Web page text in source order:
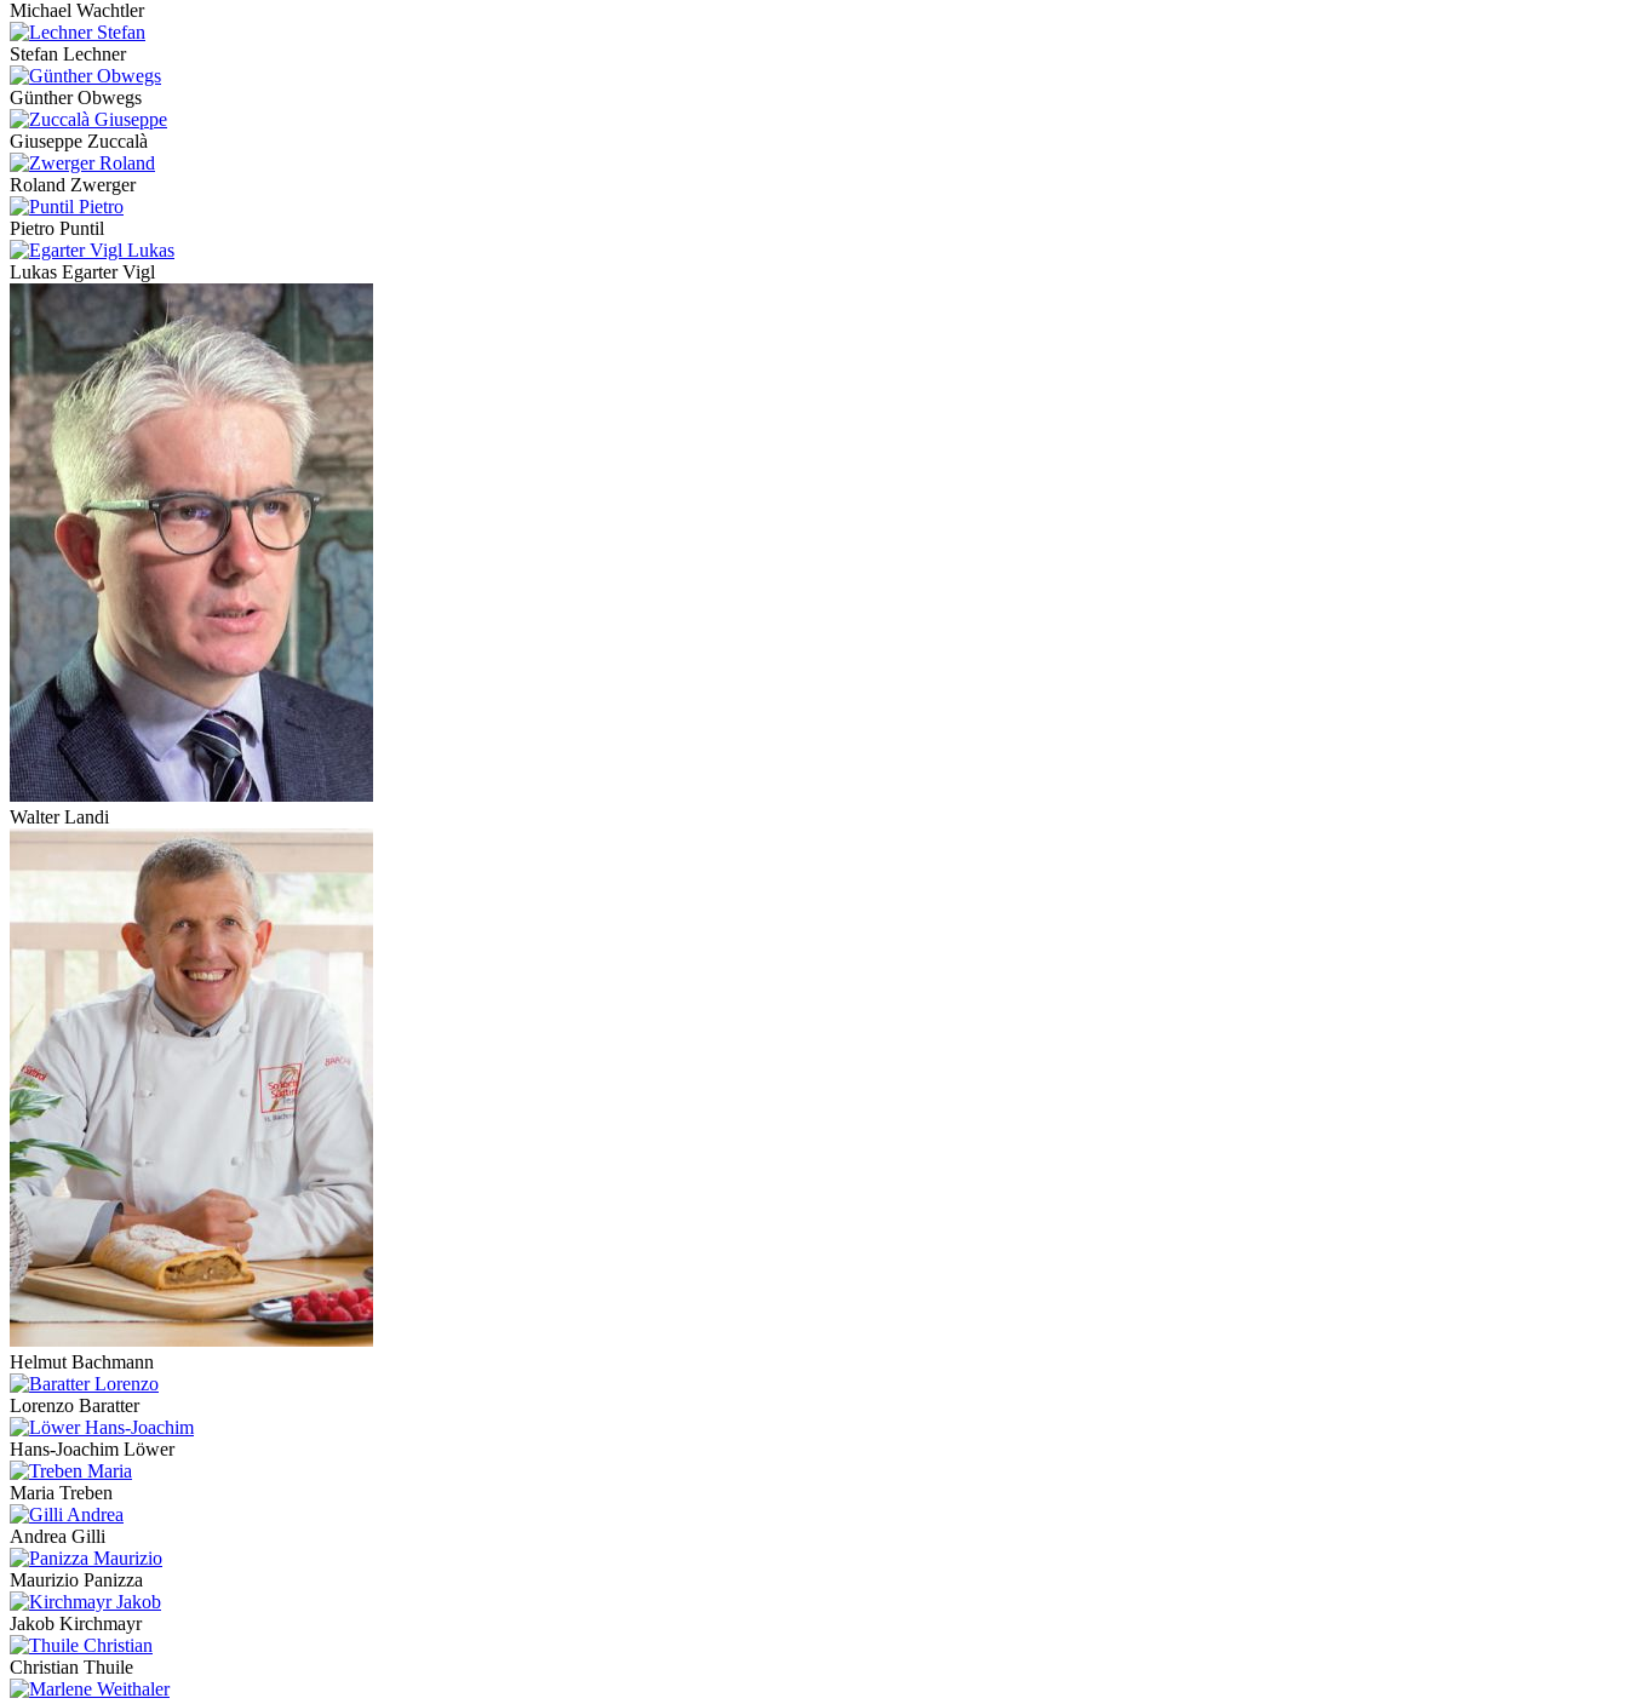
Michael Wachtler
Stefan Lechner
Günther Obwegs
Giuseppe Zuccalà
Roland Zwerger
Pietro Puntil
Lukas Egarter Vigl
Walter Landi
Helmut Bachmann
Lorenzo Baratter
Hans-Joachim Löwer
Maria Treben
Andrea Gilli
Maurizio Panizza
Jakob Kirchmayr
Christian Thuile